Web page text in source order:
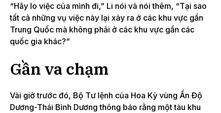
“Hãy lo việc của mình đi,” Li nói và nói thêm, “Tại sao
tất cả những vụ việc này lại xảy ra ở các khu vực gần
Trung Quốc mà không phải ở các khu vực gần các
quốc gia khác?”
Gần va chạm
Vài giờ trước đó, Bộ Tư lệnh của Hoa Kỳ vùng Ấn Độ
Dương-Thái Bình Dương thông báo rằng một tàu khu